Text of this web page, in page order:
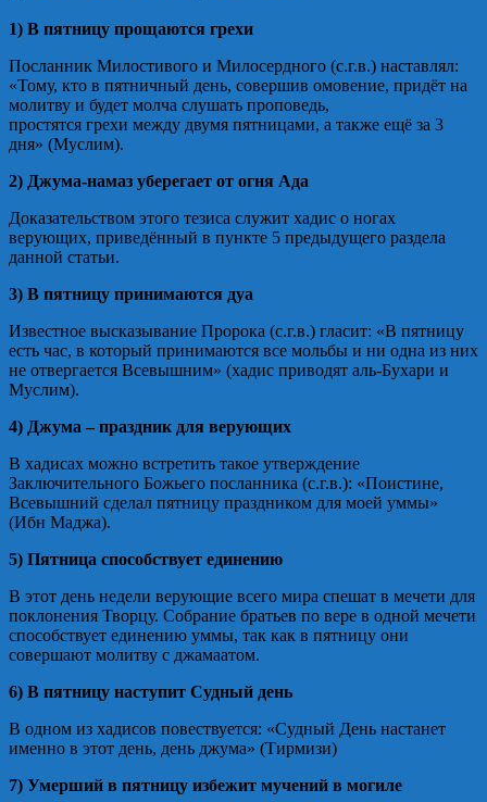
1) В пятницу прощаются грехи
Посланник Милостивого и Милосердного (с.г.в.) наставлял:
«Тому, кто в пятничный день, совершив омовение, придёт на
молитву и будет молча слушать проповедь,
простятся грехи между двумя пятницами, а также ещё за 3
дня» (Муслим).
2) Джума-намаз уберегает от огня Ада
Доказательством этого тезиса служит хадис о ногах
верующих, приведённый в пункте 5 предыдущего раздела
данной статьи.
3) В пятницу принимаются дуа
Известное высказывание Пророка (с.г.в.) гласит: «В пятницу
есть час, в который принимаются все мольбы и ни одна из них
не отвергается Всевышним» (хадис приводят аль-Бухари и
Муслим).
4) Джума – праздник для верующих
В хадисах можно встретить такое утверждение
Заключительного Божьего посланника (с.г.в.): «Поистине,
Всевышний сделал пятницу праздником для моей уммы»
(Ибн Маджа).
5) Пятница способствует единению
В этот день недели верующие всего мира спешат в мечети для
поклонения Творцу. Собрание братьев по вере в одной мечети
способствует единению уммы, так как в пятницу они
совершают молитву с джамаатом.
6) В пятницу наступит Судный день
В одном из хадисов повествуется: «Судный День настанет
именно в этот день, день джума» (Тирмизи)
7) Умерший в пятницу избежит мучений в могиле